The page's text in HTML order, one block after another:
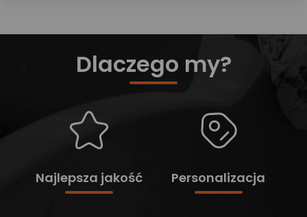
Dlaczego my?
Najlepsza jakość Personalizacja